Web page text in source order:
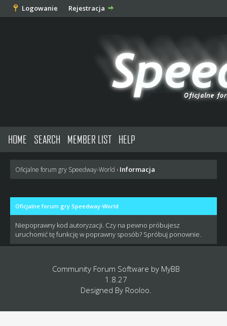
Logowanie Rejestracja
HOME SEARCH MEMBER LIST HELP
Oficjalne forum gry Speedway-World › Informacja
Oficjalne forum gry Speedway-World
Niepoprawny kod autoryzacji. Czy na pewno próbujesz
uruchomić tę funkcję w poprawny sposób? Spróbuj ponownie.
Community Forum Software by MyBB
1.8.27
Designed By Rooloo.